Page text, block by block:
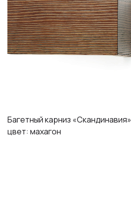
Багетный карниз «Скандинавия»
цвет: махагон